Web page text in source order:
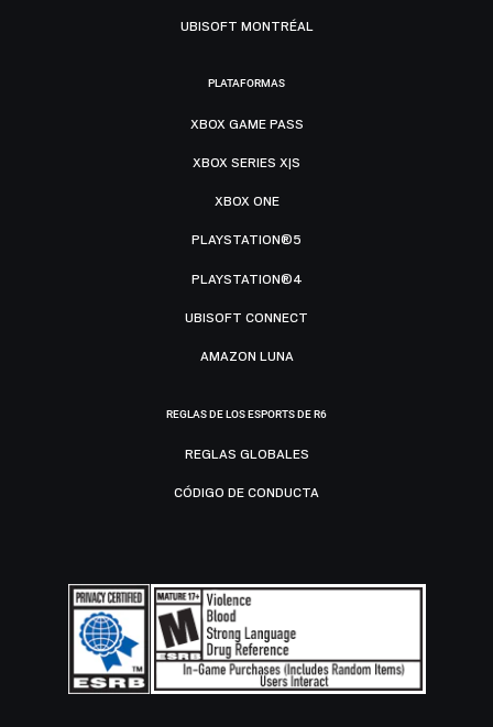
UBISOFT MONTRÉAL
PLATAFORMAS
XBOX GAME PASS
XBOX SERIES X|S
XBOX ONE
PLAYSTATION®5
PLAYSTATION®4
UBISOFT CONNECT
AMAZON LUNA
REGLAS DE LOS ESPORTS DE R6
REGLAS GLOBALES
CÓDIGO DE CONDUCTA